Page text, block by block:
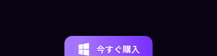
今すぐ購入